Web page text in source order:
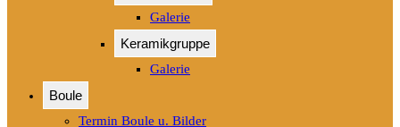
Galerie
Keramikgruppe
Galerie
Boule
Termin Boule u. Bilder